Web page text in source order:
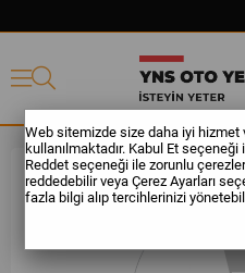
Web sitemizde size daha iyi
kullanılmaktadır. Kabul Et
Reddet seçeneği ile zorunlu
reddedebilir veya Çerez Ayarları
fazla bilgi alıp tercihlerinizi